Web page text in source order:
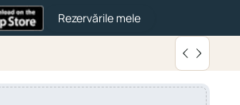
Rezervările mele